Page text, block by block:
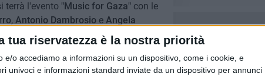
tua riservatezza è la nostra priorità
e/o accediamo a informazioni su un dispositivo, come i cookie, e
univoci e informazioni standard inviate da un dispositivo per annunci
terrà l'evento "Music for Gaza" con le
, Antonio Dambrosioe Angela
Italia-Palestina.